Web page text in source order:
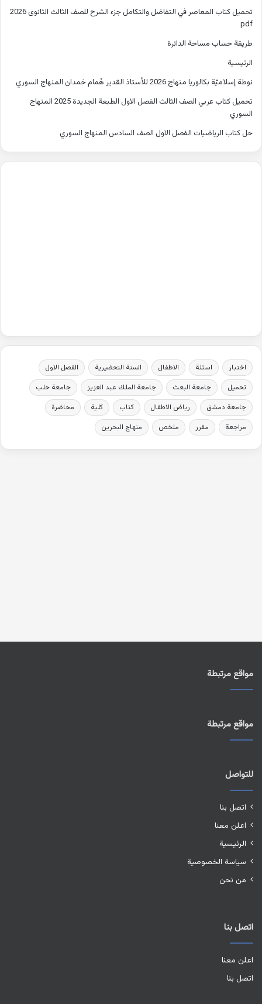
تحميل كتاب المعاصر في التفاضل والتكامل جزء الشرح للصف الثالث الثانوى 2026
pdf
طريقة حساب مساحة الدائرة
الرئيسية
نوطة إسلاميّة بكالوريا منهاج 2026 للأستاذ القدير هُمام حَمدان المنهاج السوري
تحميل كتاب عربي الصف الثالث الفصل الاول الطبعة الجديدة 2025 المنهاج
السوري
حل كتاب الرياضيات الفصل الاول الصف السادس المنهاج السوري
اختبار اسئلة الاطفال السنة التحضيرية
الفصل الاول
تحميل
جامعة البعث جامعة الملك عبد العزيز
جامعة حلب
جامعة دمشق
رياض الاطفال كتاب كلية
محاضرة
مراجعة
مقرر ملخص منهاج البحرين
مواقع مرتبطة
مواقع مرتبطة
للتواصل
اتصل بنا
اعلن معنا
الرئيسية
سياسة الخصوصية
من نحن
اتصل بنا
اعلن معنا
اتصل بنا